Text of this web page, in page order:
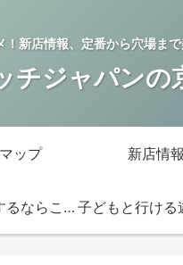
新店情報、定番から穴場ま
チジャパンの
ップ 新店情報
おもてなしするならこの店